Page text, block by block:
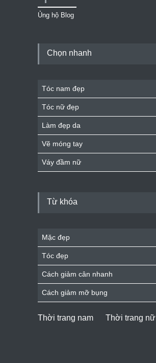
Ủng hộ Blog
Chọn nhanh
Tóc nam đẹp
Tóc nữ đẹp
Làm đẹp da
Vẽ móng tay
Váy đầm nữ
Từ khóa
Mặc đẹp
Tóc đẹp
Cách giảm cân nhanh
Cách giảm mỡ bụng
Thời trang nam Thời trang nữ